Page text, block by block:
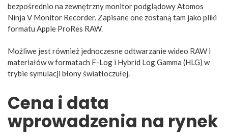
bezpośrednio na zewnętrzny monitor podglądowy Atomos
Ninja V Monitor Recorder. Zapisane one zostaną tam jako pliki
formatu Apple ProRes RAW.
Możliwe jest również jednoczesne odtwarzanie wideo RAW i
materiałów w formatach F-Log i Hybrid Log Gamma (HLG) w
trybie symulacji błony światłoczułej.
Cena i data
wprowadzenia na rynek